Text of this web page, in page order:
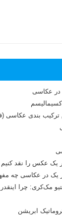
در عکاسی
ترکیب بندی عکاسی
عکس را نقد کنیم
یک در عکاسی چه
مک‌کری: چرا
ابریشن